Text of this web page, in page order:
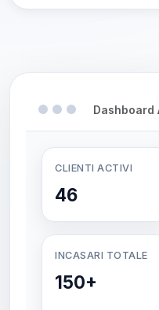
Dashboard
CLIENTI ACTIVI
46
INCASARI TOTALE
150+